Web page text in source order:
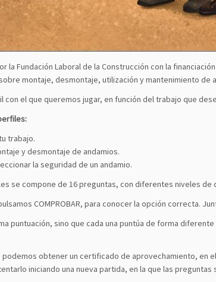
la Fundación Laboral de la Construcción con la
montaje, desmontaje, utilización y mantenimiento de
con el que queremos jugar, en función del trabajo que
trabajo.
y desmontaje de andamios.
la seguridad de un andamio.
se compone de 16 preguntas, con diferentes niveles de
COMPROBAR, para conocer la opción correcta.
puntuación, sino que cada una puntúa de forma
obtener un certificado de aprovechamiento, en
iniciando una nueva partida, en la que las